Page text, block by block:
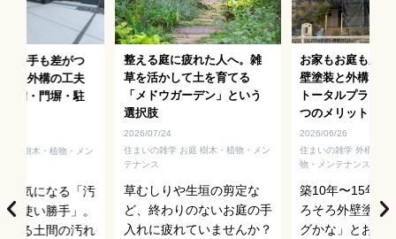
い勝手も差がつ
いた外構の工夫
設備・門塀・駐
構 樹木・植物・メン
に気になる「汚
・使い勝手」。
よる土間の汚れ
整える庭に疲れた人へ。雑
草を活かして土を育てる
「メドウガーデン」という
選択肢
2026/07/24
住まいの雑学 お庭 樹木・植物・メン
テナンス
草むしりや生垣の剪定な
ど、終わりのないお庭の手
入れに疲れていませんか？
お家もお庭も見違
壁塗装と外構リフ
トータルプラン
つのメリット
2026/06/26
住まいの雑学 外構 お庭
物・メンテナンス
築10年〜15年を
ろそろ外壁塗装
グかな」とお悩